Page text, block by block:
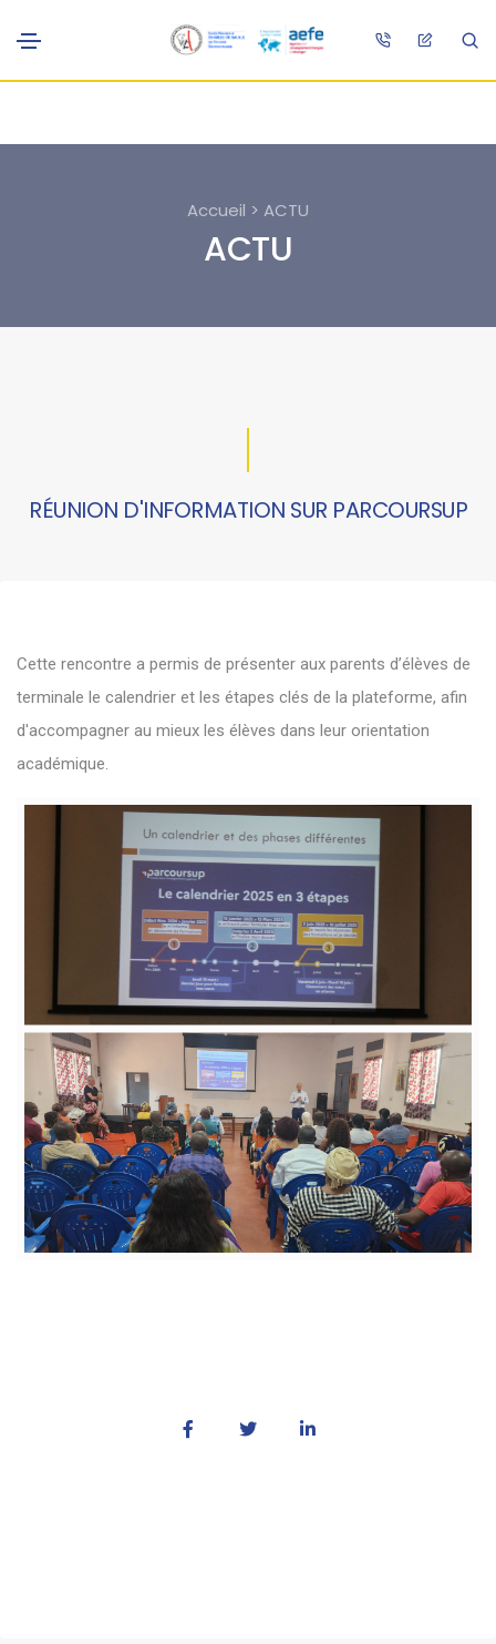
Accueil > ACTU
ACTU
RÉUNION D'INFORMATION SUR PARCOURSUP
Cette rencontre a permis de présenter aux parents d’élèves de
terminale le calendrier et les étapes clés de la plateforme, afin
d'accompagner au mieux les élèves dans leur orientation
académique.